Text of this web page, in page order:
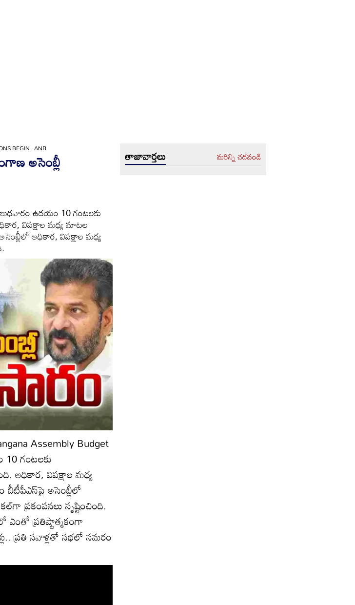
BEGIN.. ANR
అసెంబ్లీ
ఉదయం 10 గంటలకు
విపక్షాల మధ్య మాటల
అధికార, విపక్షాల మధ్య
Assembly Budget
గంటలకు
అధికార, విపక్షాల మధ్య
బీటీపీఎస్‌పై అసెంబ్లీలో
ప్రకంపనలు సృష్టించింది.
ఎంతో ప్రతిష్టాత్మకంగా
ప్రతి సవాళ్లతో సభలో సమరం
తాజావార్తలు మరిన్ని చదవండి